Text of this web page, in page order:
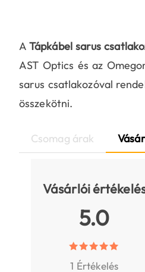
ATápkábel sarus
AST Optics és az
sarus csatlakozóval
összekötni.
Csomag árak
Vásárlói
5.0
1 Értékelés